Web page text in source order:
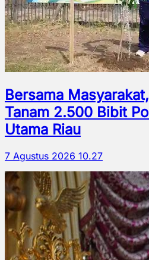
Bersama
Tanam 2.500 Bibit
Utama Riau
7 Agustus 2026 10.27